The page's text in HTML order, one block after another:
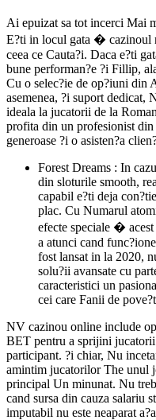
Ai epuizat sa tot incerci Mai
E?ti in locul gata � cazinoul
ceea ce Cauta?i. Daca e?ti
bune performan?e ?i Fillip,
Cu o selec?ie de op?iuni din
asemenea, ?i suport dedicat,
ideala la jucatorii de la
profita din un profesionist
generoase ?i o asisten?a
Forest Dreams : In
din sloturile smooth,
capabil e?ti deja
plac. Cu Numarul
efecte speciale �
a atunci cand
fost lansat in la 2020,
solu?ii avansate cu
caracteristici un
cei care Fanii de
NV cazinou online include
BET pentru a sprijini
participant. ?i chiar, Nu
amintim jucatorilor The unul
principal Un minunat. Nu
cand sursa din cauza salariu
imputabil nu este neaparat